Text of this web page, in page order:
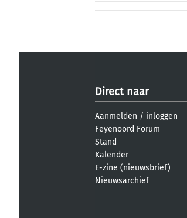
Direct naar
Aanmelden / inloggen
Feyenoord Forum
Stand
Kalender
E-zine (nieuwsbrief)
Nieuwsarchief